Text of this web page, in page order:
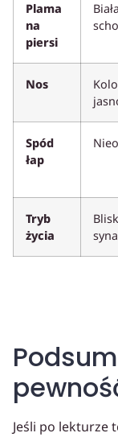
Plama
na
piersi
Nos
Spód
łap
Tryb
życia
Jeśli po lekturze